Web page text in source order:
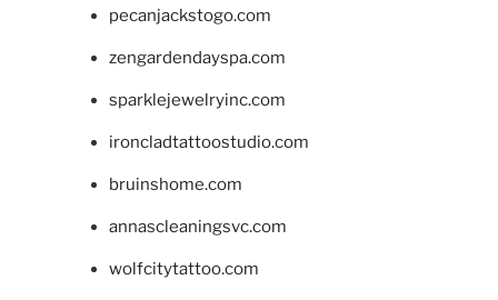
pecanjackstogo.com
zengardendayspa.com
sparklejewelryinc.com
ironcladtattoostudio.com
bruinshome.com
annascleaningsvc.com
wolfcitytattoo.com